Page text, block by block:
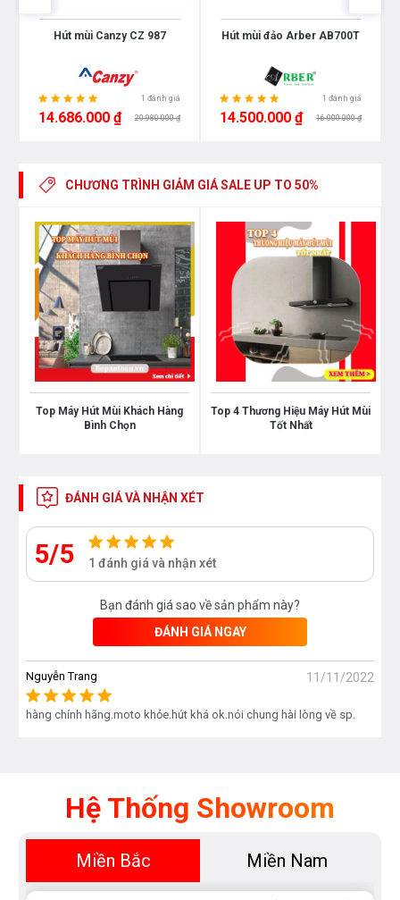
Hút mùi Canzy CZ 987
1 đánh giá
14.686.000 ₫ 20.980.000 ₫
Hút mùi đảo Arber AB700T
1 đánh giá
14.500.000 ₫ 16.000.000 ₫
CHƯƠNG TRÌNH GIẢM GIÁSALE UP TO 50%
Top Máy Hút Mùi Khách Hàng
Bình Chọn
Top 4 Thương Hiệu Máy Hút Mùi
Tốt Nhất
ĐÁNH GIÁ VÀ NHẬN XÉT
5/5 1 đánh giá và nhận xét
Bạn đánh giá sao về sản phẩm này?
ĐÁNH GIÁ NGAY
Nguyễn Trang 11/11/2022
hàng chính hãng.moto khỏe.hút khá ok.nói chung hài lòng về sp.
Hệ Thống Showroom
Miền Bắc Miền Nam